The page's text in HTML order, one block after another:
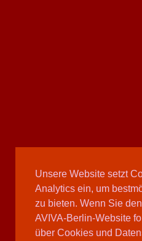
Unsere Website setzt
Analytics ein, um
zu bieten. Wenn Sie
AVIVA-Berlin-Website
über Cookies und